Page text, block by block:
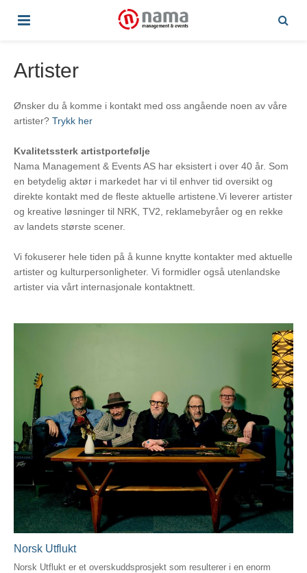
Artister
Ønsker du å komme i kontakt med oss angående noen av våre
artister? Trykk her
Kvalitetssterk artistportefølje
Nama Management & Events AS har eksistert i over 40 år. Som
en betydelig aktør i markedet har vi til enhver tid oversikt og
direkte kontakt med de fleste aktuelle artistene.Vi leverer artister
og kreative løsninger til NRK, TV2, reklamebyråer og en rekke
av landets største scener.
Vi fokuserer hele tiden på å kunne knytte kontakter med aktuelle
artister og kulturpersonligheter. Vi formidler også utenlandske
artister via vårt internasjonale kontaktnett.
Norsk Utflukt
Norsk Utflukt er et overskuddsprosjekt som resulterer i en enorm